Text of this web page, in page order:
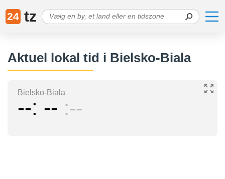
24 tz
Aktuel lokal tid i Bielsko-Biala
Bielsko-Biala
-- -- --